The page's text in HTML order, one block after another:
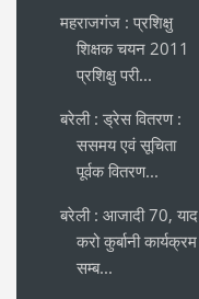
महराजगंज : प्रशिक्षु
शिक्षक चयन 2011
प्रशिक्षु परी...
बरेली : ड्रेस वितरण :
ससमय एवं सूचिता
पूर्वक वितरण...
बरेली : आजादी 70, याद
करो कुर्बानी कार्यक्रम
सम्ब...